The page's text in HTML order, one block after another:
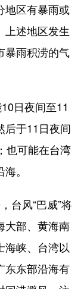
上市公司
山西
江苏
江西
重庆
西藏
宁夏
地区有暴雨或
上述地区发生
暴雨积涝的气
日夜间至11
后于11日夜间
也可能在台湾
。
风“巴威”将
大部、黄海南
海峡、台湾以
东东部沿海有